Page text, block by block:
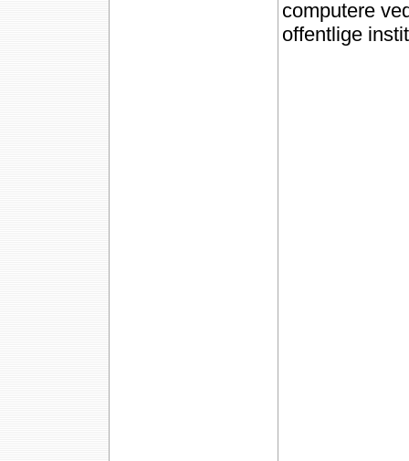
computere
offentlige